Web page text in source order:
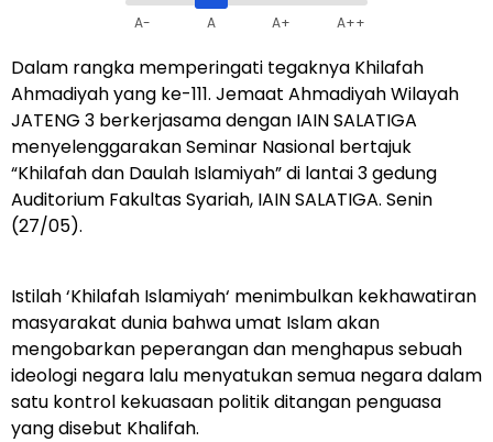
A- A A+ A++
Dalam rangka memperingati tegaknya Khilafah
Ahmadiyah yang ke-111. Jemaat Ahmadiyah Wilayah
JATENG 3 berkerjasama dengan IAIN SALATIGA
menyelenggarakan Seminar Nasional bertajuk
“Khilafah dan Daulah Islamiyah” di lantai 3 gedung
Auditorium Fakultas Syariah, IAIN SALATIGA. Senin
(27/05).
Istilah ‘Khilafah Islamiyah‘ menimbulkan kekhawatiran
masyarakat dunia bahwa umat Islam akan
mengobarkan peperangan dan menghapus sebuah
ideologi negara lalu menyatukan semua negara dalam
satu kontrol kekuasaan politik ditangan penguasa
yang disebut Khalifah.